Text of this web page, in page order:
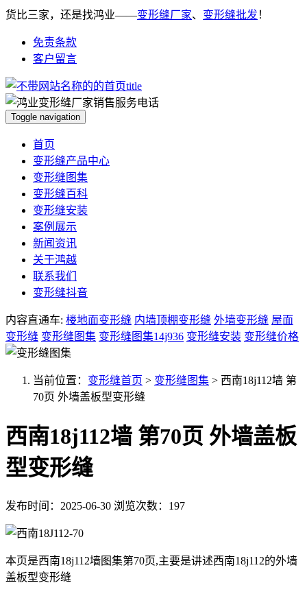
货比三家，还是找鸿业——变形缝厂家、 变形缝批发 ！
免责条款
客户留言
Toggle navigation
首页
变形缝产品中心
变形缝图集
变形缝百科
变形缝安装
案例展示
新闻资讯
关于鸿越
联系我们
变形缝抖音
内容直通车: 楼地面变形缝 内墙顶棚变形缝 外墙变形缝 屋面
变形缝 变形缝图集 变形缝图集14j936 变形缝安装 变形缝价格
当前位置： 变形缝首页 > 变形缝图集 > 西南18j112墙 第
70页 外墙盖板型变形缝
西南18j112墙 第70页 外墙盖板
型变形缝
发布时间：2025-06-30 浏览次数：197
本页是西南18j112墙图集第70页,主要是讲述西南18j112的外墙
盖板型变形缝